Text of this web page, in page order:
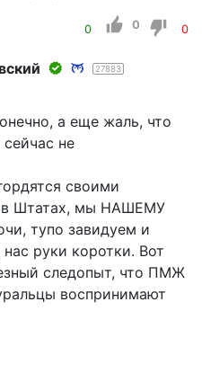
0 0 0
27883
а еще жаль, что
не
своими
в Штатах, мы НАШЕМУ
тупо завидуем и
руки коротки. Вот
следопыт, что ПМЖ
воспринимают